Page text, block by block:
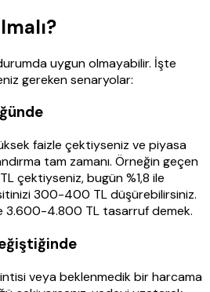
uygun olmayabilir. İşte
gereken senaryolar:
faizle çektiyseniz ve piyasa
tam zamanı. Örneğin geçen
çektiyseniz, bugün %1,8 ile
300-400 TL düşürebilirsiniz.
3.600-4.800 TL tasarruf demek.
veya beklenmedik bir harcama